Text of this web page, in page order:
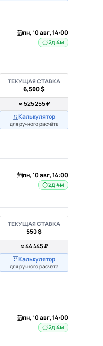
пн, 10 авг, 14:00
2д 4м
ТЕКУЩАЯ СТАВКА
6,500 $
≈ 525 255 ₽
Калькулятор
для ручного расчёта
пн, 10 авг, 14:00
2д 4м
ТЕКУЩАЯ СТАВКА
550 $
≈ 44 445 ₽
Калькулятор
для ручного расчёта
пн, 10 авг, 14:00
2д 4м